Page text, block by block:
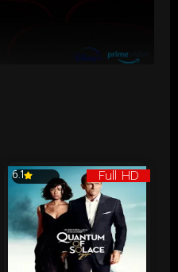
Full HD
6.1